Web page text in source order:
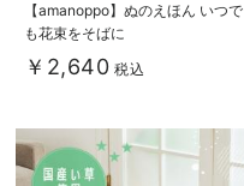
【amanoppo】ぬのえほん いつで
も花束をそばに
￥2,640 税込